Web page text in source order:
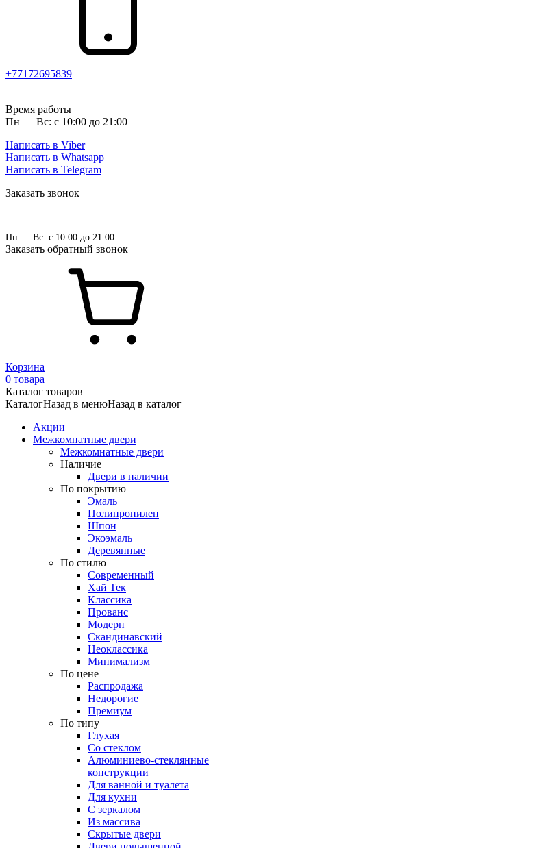
+77172695839
Время работы
Пн — Вс: с 10:00 до 21:00
Написать в Viber
Написать в Whatsapp
Написать в Telegram
Заказать звонок
Пн — Вс: с 10:00 до 21:00
Заказать обратный звонок
Корзина
0 товара
Каталог товаров
КаталогНазад в менюНазад в каталог
Акции
Межкомнатные двери
Межкомнатные двери
Наличие
Двери в наличии
По покрытию
Эмаль
Полипропилен
Шпон
Экоэмаль
Деревянные
По стилю
Современный
Хай Тек
Классика
Прованс
Модерн
Скандинавский
Неоклассика
Минимализм
По цене
Распродажа
Недорогие
Премиум
По типу
Глухая
Со стеклом
Алюминиево-стеклянные
конструкции
Для ванной и туалета
Для кухни
С зеркалом
Из массива
Скрытые двери